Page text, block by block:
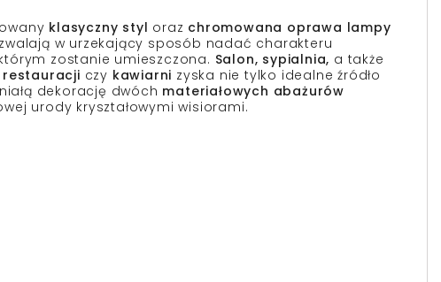
klasyczny styl oraz chromowana oprawa lampy
w urzekający sposób nadać charakteru
zostanie umieszczona. Salon, sypialnia, a także
restauracji czy kawiarni zyska nie tylko idealne źródło
dekorację dwóch materiałowych abażurów
urody kryształowymi wisiorami.